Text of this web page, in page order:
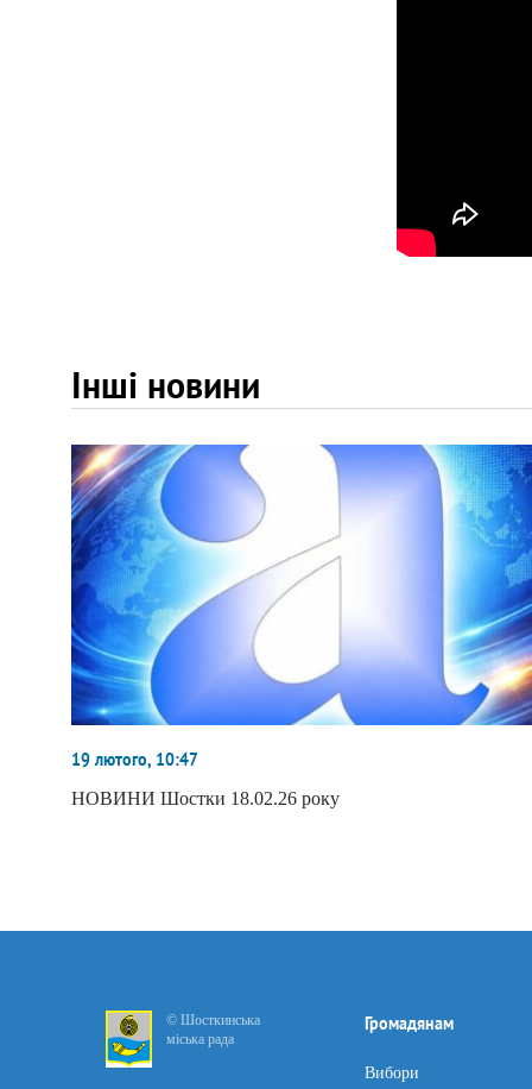
Інші новини
19 лютого, 10:47
НОВИНИ Шостки 18.02.26 року
© Шосткинська
міська рада
Громадянам
Вибори